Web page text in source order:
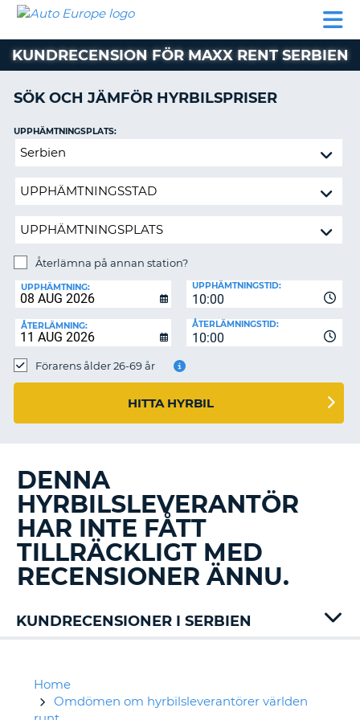
HYRBIL
HYRA
PARTNER
AUTO
EUROPE
HYRBIL
HYRA
HUSBIL
MIN
MEDLEMSINFORMATION
ADMINISTRERA
BOKNING
SVERIGE
KUNDRECENSION FÖR MAXX RENT SERBIEN
SÖK OCH JÄMFÖR HYRBILSPRISER
Återlämna
annan
UPPHÄMTNINGSPLATS:
Återlämna på annan station?
UPPHÄMTNING:
10:00
UPPHÄMTNINGSTID:
ÅTERLÄMNING:
10:00
ÅTERLÄMNINGSTID:
Förarens ålder 26-69 år
HITTA HYRBIL
DENNA
HYRBILSLEVERANTÖR
HAR INTE FÅTT
TILLRÄCKLIGT MED
RECENSIONER ÄNNU.
KUNDRECENSIONER I SERBIEN
Union
Home
Omdömen om hyrbilsleverantörer världen